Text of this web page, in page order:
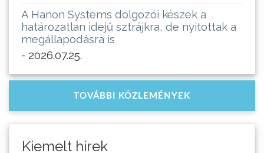
A Hanon Systems dolgozói készek a
határozatlan idejű sztrájkra, de nyitottak a
megállapodásra is
- 2026.07.25.
TOVÁBBI KÖZLEMÉNYEK
Kiemelt hírek